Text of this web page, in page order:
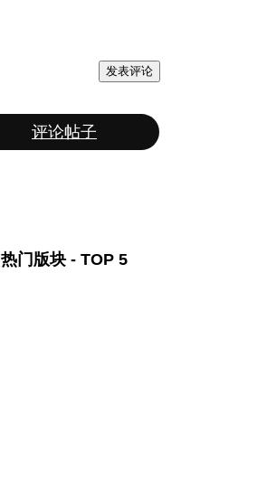
发表评论
评论帖子
热门版块 - TOP 5